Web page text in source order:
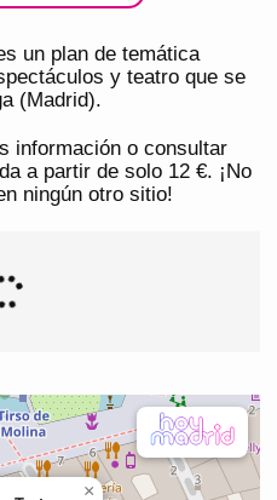
un plan de temática
y teatro que se
(Madrid).
información o consultar
a partir de solo 12 €. ¡No
ningún otro sitio!